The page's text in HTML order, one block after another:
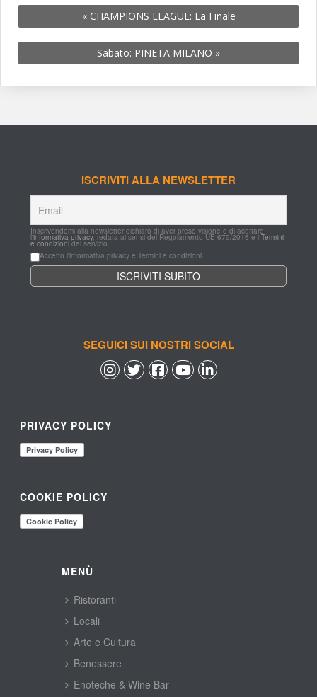
« CHAMPIONS LEAGUE: La Finale
Sabato: PINETA MILANO »
ISCRIVITI ALLA NEWSLETTER
Inscrivendomi alla newsletter dichiaro di aver preso visione e di acettare
l'informativa privacy, redata ai sensi del Regolamento UE 679/2016 e i Termini
e condizioni del servizio.
Accetto l'informativa privacy e Termini e condizioni
SEGUICI SUI NOSTRI SOCIAL
PRIVACY POLICY
COOKIE POLICY
MENÙ
Ristoranti
Locali
Arte e Cultura
Benessere
Enoteche & Wine Bar